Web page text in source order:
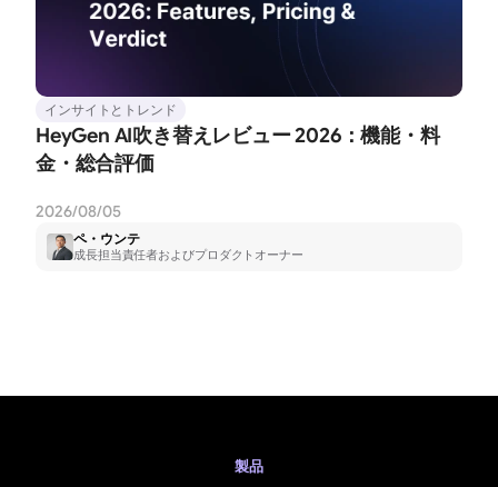
インサイトとトレンド
HeyGen AI吹き替えレビュー 2026：機能・料
金・総合評価
2026/08/05
ペ・ウンテ
成長担当責任者およびプロダクトオーナー
製品